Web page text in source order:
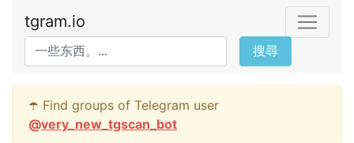
tgram.io
搜尋
☂️ Find groups of Telegram user
@very_new_tgscan_bot